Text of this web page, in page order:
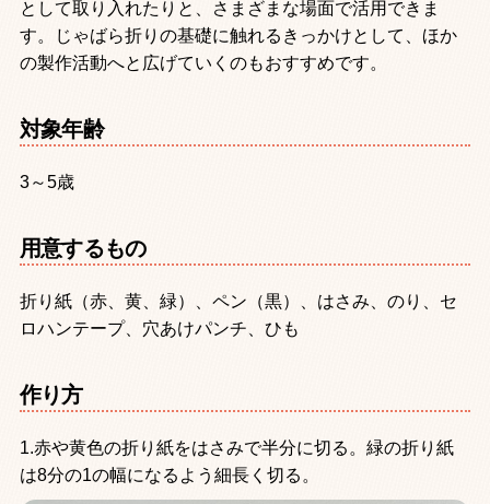
として取り入れたりと、さまざまな場面で活用できま
す。じゃばら折りの基礎に触れるきっかけとして、ほか
の製作活動へと広げていくのもおすすめです。
対象年齢
3～5歳
用意するもの
折り紙（赤、黄、緑）、ペン（黒）、はさみ、のり、セ
ロハンテープ、穴あけパンチ、ひも
作り方
1.赤や黄色の折り紙をはさみで半分に切る。緑の折り紙
は8分の1の幅になるよう細長く切る。